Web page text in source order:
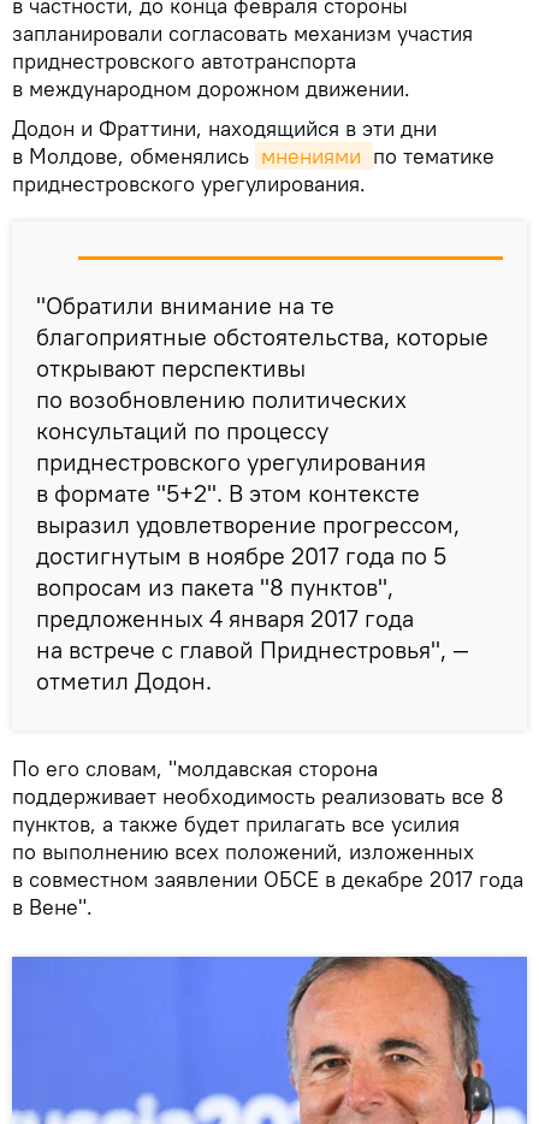
запланировали согласовать механизм участия
приднестровского автотранспорта
в международном дорожном движении.
Додон и Фраттини, находящийся в эти дни
в Молдове, обменялись мнениями по тематике
приднестровского урегулирования.
"Обратили внимание на те
благоприятные обстоятельства, которые
открывают перспективы
по возобновлению политических
консультаций по процессу
приднестровского урегулирования
в формате "5+2". В этом контексте
выразил удовлетворение прогрессом,
достигнутым в ноябре 2017 года по 5
вопросам из пакета "8 пунктов",
предложенных 4 января 2017 года
на встрече с главой Приднестровья", —
отметил Додон.
По его словам, "молдавская сторона
поддерживает необходимость реализовать все 8
пунктов, а также будет прилагать все усилия
по выполнению всех положений, изложенных
в совместном заявлении ОБСЕ в декабре 2017 года
в Вене".